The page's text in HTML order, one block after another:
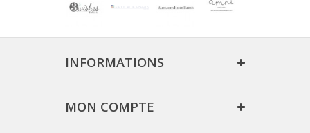
INFORMATIONS
MON COMPTE